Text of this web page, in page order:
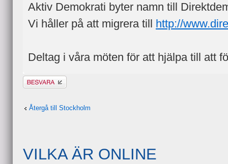
Aktiv Demokrati byter namn till
Vi håller på att migrera till
http://
Deltag i våra möten för att hjälpa till att
Besvara
Återgå till Stockholm
VILKA ÄR ONLINE